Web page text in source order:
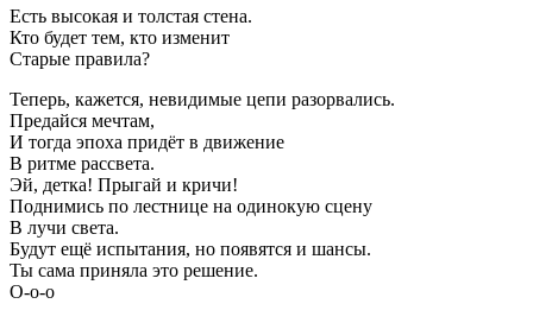
Есть высокая и толстая стена.
Кто будет тем, кто изменит
Старые правила?
Теперь, кажется, невидимые цепи разорвались.
Предайся мечтам,
И тогда эпоха придёт в движение
В ритме рассвета.
Эй, детка! Прыгай и кричи!
Поднимись по лестнице на одинокую сцену
В лучи света.
Будут ещё испытания, но появятся и шансы.
Ты сама приняла это решение.
О-о-о